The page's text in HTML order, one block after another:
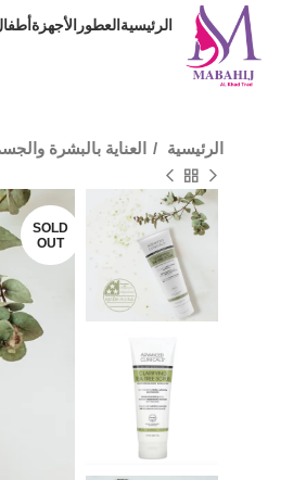
الرئيسيةالعطور الأجهزة
الرئيسية العناية بالبشرة
SOLD
OUT